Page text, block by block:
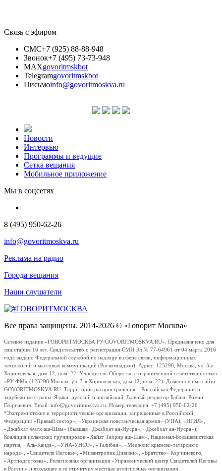
Связь с эфиром
СМС+7 (925) 88-88-948
Звонок+7 (495) 73-73-948
MAXgovoritmskbot
Telegramgovoritmskbot
Письмоinfo@govoritmoskva.ru
Новости
Интервью
Программы и ведущие
Сетка вещания
Мобильное приложение
Мы в соцсетях
8 (495) 950-62-26
info@govoritmoskva.ru
Реклама на радио
Города вещания
Наши слушатели
Все права защищены. 2014-2026 © «Говорит Москва»
Сетевое издание «ГОВОРИТМОСКВА.РУ/GOVORITMOSKVA.RU». Предназначено для
лиц старше 16 лет. Свидетельство о регистрации СМИ Эл № 77-64961 от 04 марта 2016
года выдано Федеральной службой по надзору в сфере связи, информационных
технологий и массовых коммуникаций (Роскомнадзор). Адрес: 123298, Москва, ул. 3-я
Хорошевская, дом 12, пом. 22. Учредитель Общество с ограниченной ответственностью
«РУ ФМ» (123298 Москва, ул. 3-я Хорошевская, дом 12, пом. 22). Доменное имя сайта
GOVORITMOSKVA.RU. Территория распространения – Российская Федерация и
зарубежные страны. Языки: русский и английский. Главный редактор Бабаян Роман
Георгиевич. Email: info@govoritmoskva.ru. Номер телефона: +7 (495) 950-62-26
*Экстремистские и террористические организации, запрещенные в Российской
Федерации: «Правый сектор», «Украинская повстанческая армия» (УПА), «ИГИЛ»,
«Джабхат Фатх аш-Шам» (бывшая «Джабхат ан-Нусра», «Джебхат ан-Нусра»),
Коалиция исламских группировок «Хайят Тахрир аш-Шам», Национал-Большевистская
партия, «Аль-Каида», «УНА-УНСО», «Талибан», «Меджлис крымско-татарского
народа», «Свидетели Иеговы», «Мизантропик Дивижн», «Братство» Корчинского,
«Артподготовка», Религиозная организация «Управленческий центр Свидетелей Иеговы
в России» и входящие в ее структуру местные религиозные организации.